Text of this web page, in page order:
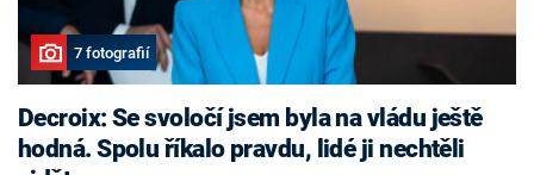
7 fotografií
Decroix: Se svoločí jsem byla na vládu ještě
hodná. Spolu říkalo pravdu, lidé ji nechtěli